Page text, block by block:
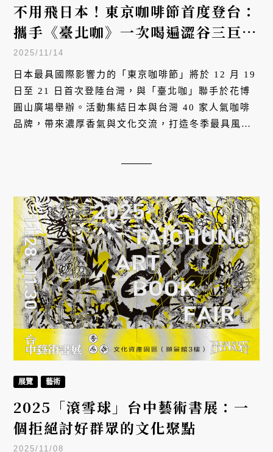
不用飛日本！東京咖啡節首度登台：
攜手《臺北咖》一次喝遍澀谷三巨
頭、世界冠軍，40家台日人氣品牌
齊聚
2025/11/14
日本最具國際影響力的「東京咖啡節」將於 12 月 19
日至 21 日首次登陸台灣，與「臺北咖」聯手於花博
圓山廣場舉辦。活動集結日本與台灣 40 家人氣咖啡
品牌，帶來濃厚香氣與文化交流，打造冬季最具風格
展覽 藝術
2025「滾雪球」台中藝術書展：一
個拒絕討好群眾的文化聚點
2025/11/08